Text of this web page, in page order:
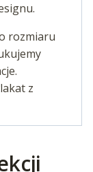
rozmiaru
z